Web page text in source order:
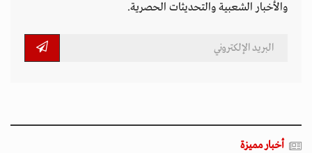
والأخبار الشعبية والتحديثات الحصرية.
أخبار مميزة